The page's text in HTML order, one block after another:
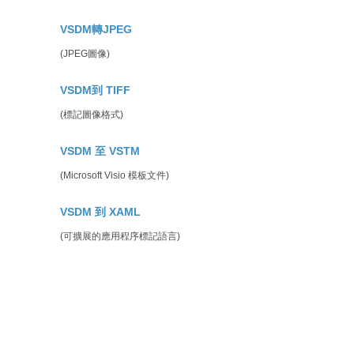
VSDM轉JPEG
(JPEG圖像)
VSDM到 TIFF
(標記圖像格式)
VSDM 至 VSTM
(Microsoft Visio 模板文件)
VSDM 到 XAML
(可擴展的應用程序標記語言)